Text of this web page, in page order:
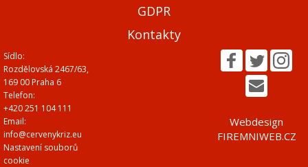
GDPR
Kontakty
Sídlo:
Rozdělovská 2467/63,
169 00 Praha 6
Telefon:
+420 251 104 111
Email:
info@cervenykriz.eu
Nastavení souborů
cookie
Webdesign
FIREMNIWEB.CZ